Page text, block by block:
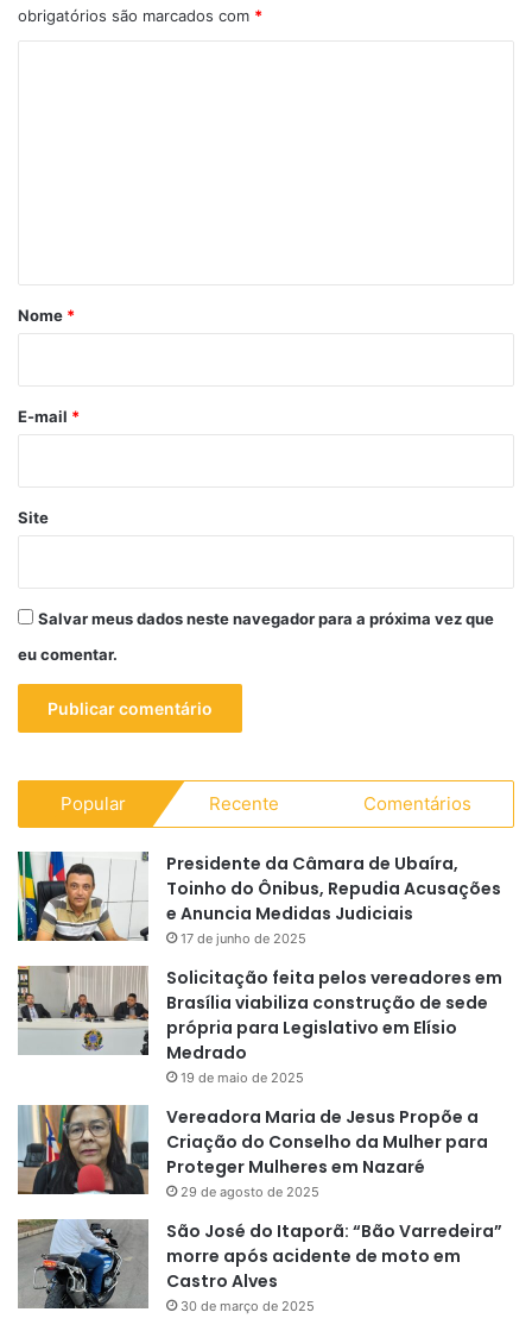
obrigatórios são marcados com *
r
*
Nome *
E-mail *
Site
Salvar meus dados neste navegador para a próxima vez que
eu comentar.
Popular Recente Comentários
Presidente da Câmara de Ubaíra,
Toinho do Ônibus, Repudia Acusações
e Anuncia Medidas Judiciais
17 de junho de 2025
Solicitação feita pelos vereadores em
Brasília viabiliza construção de sede
própria para Legislativo em Elísio
Medrado
19 de maio de 2025
Vereadora Maria de Jesus Propõe a
Criação do Conselho da Mulher para
Proteger Mulheres em Nazaré
29 de agosto de 2025
São José do Itaporã: “Bão Varredeira”
morre após acidente de moto em
Castro Alves
30 de março de 2025